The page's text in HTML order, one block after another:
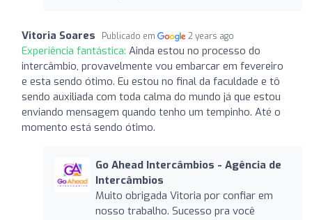
Vitoria Soares Publicado em 2 years ago
Experiência fantástica: Ainda estou no processo do
intercâmbio, provavelmente vou embarcar em fevereiro
e esta sendo ótimo. Eu estou no final da faculdade e tô
sendo auxiliada com toda calma do mundo já que estou
enviando mensagem quando tenho um tempinho. Até o
momento está sendo ótimo.
Go Ahead Intercâmbios - Agência de
Intercâmbios
Muito obrigada Vitoria por confiar em
nosso trabalho. Sucesso pra você